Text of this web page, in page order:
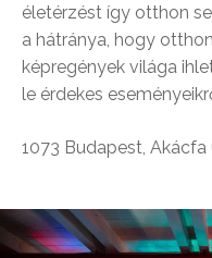
életérzést így otthon
a hátránya, hogy
képregények világa
le érdekes
1073 Budapest, Akácfa